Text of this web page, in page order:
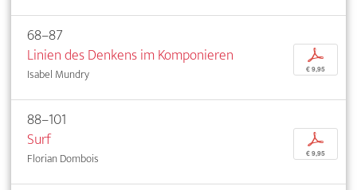
68–87
Linien des Denkens im Komponieren
Isabel Mundry
p
€ 9,95
88–101
Surf
Florian Dombois
p
€ 9,95